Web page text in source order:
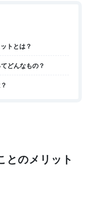
トとは？
どんなもの？
とのメリット